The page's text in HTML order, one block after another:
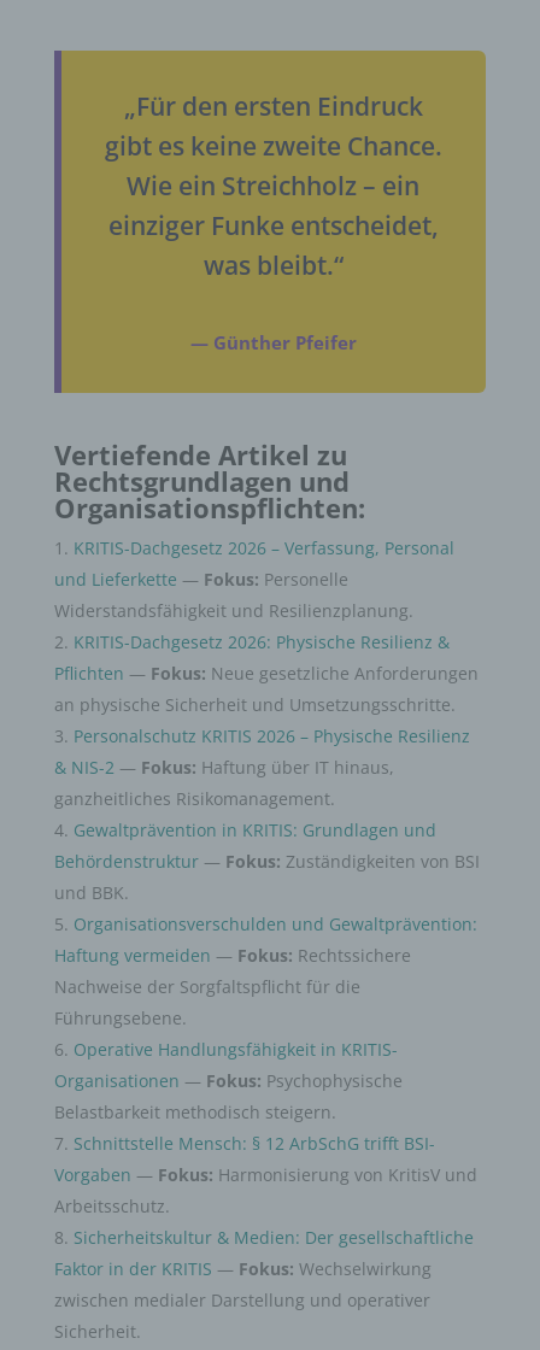
„Für den ersten Eindruck
gibt es keine zweite Chance.
Wie ein Streichholz – ein
einziger Funke entscheidet,
was bleibt.“
— Günther Pfeifer
Vertiefende Artikel zu
Rechtsgrundlagen und
Organisationspflichten:
KRITIS-Dachgesetz 2026 – Verfassung, Personal
und Lieferkette — Fokus: Personelle
Widerstandsfähigkeit und Resilienzplanung.
KRITIS-Dachgesetz 2026: Physische Resilienz &
Pflichten — Fokus: Neue gesetzliche Anforderungen
an physische Sicherheit und Umsetzungsschritte.
Personalschutz KRITIS 2026 – Physische Resilienz
& NIS-2 — Fokus: Haftung über IT hinaus,
ganzheitliches Risikomanagement.
Gewaltprävention in KRITIS: Grundlagen und
Behördenstruktur— Fokus: Zuständigkeiten von BSI
und BBK.
Organisationsverschulden und Gewaltprävention:
Haftung vermeiden — Fokus: Rechtssichere
Nachweise der Sorgfaltspflicht für die
Führungsebene.
Operative Handlungsfähigkeit in KRITIS-
Organisationen — Fokus: Psychophysische
Belastbarkeit methodisch steigern.
Schnittstelle Mensch: § 12 ArbSchG trifft BSI-
Vorgaben — Fokus: Harmonisierung von KritisV und
Arbeitsschutz.
Sicherheitskultur & Medien: Der gesellschaftliche
Faktor in der KRITIS — Fokus: Wechselwirkung
zwischen medialer Darstellung und operativer
Sicherheit.